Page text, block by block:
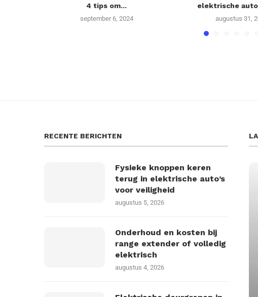
4 tips om...
september 6, 2024
elektrische
augustus 31,
RECENTE BERICHTEN
Fysieke knoppen keren
terug in elektrische auto’s
voor veiligheid
augustus 5, 2026
Onderhoud en kosten bij
range extender of volledig
elektrisch
augustus 4, 2026